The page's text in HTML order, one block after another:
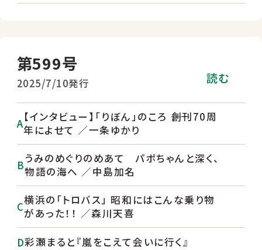
第599号
2025/7/10発行 読む
【インタビュー】「りぼん」のころ ――創刊70周
年によせて ／一条ゆかり
うみのめぐりのめあて パポちゃんと深く、
物語の海へ ／中島加名
横浜の「トロバス」 昭和にはこんな乗り物
があった！！ ／森川天喜
彩瀬まると『嵐をこえて会いに行く』